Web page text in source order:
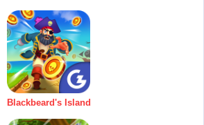
Blackbeard's Island